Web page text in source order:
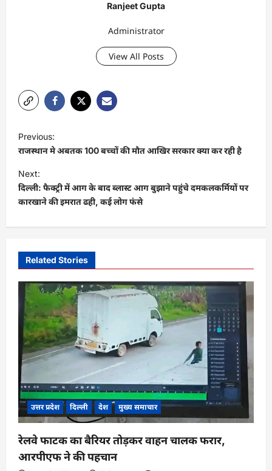
Ranjeet Gupta
Administrator
View All Posts
o
s
t
n
a
g
t
o
n
Previous:
राजस्थान मे अबतक 100 बच्चों की मौत आखिर सरकार क्या कर रही है
Next:
दिल्ली: फैक्ट्री में आग के बाद ब्लास्ट आग बुझाने पहुंचे दमकलकर्मियों पर
कारखाने की इमरात ढही, कई लोग फंसे
Related Stories
उत्तर प्रदेश दिल्ली देश मुख्य समाचार
रेलवे फाटक का बैरियर तोड़कर वाहन चालक फरार,
आरपीएफ ने की पहचान